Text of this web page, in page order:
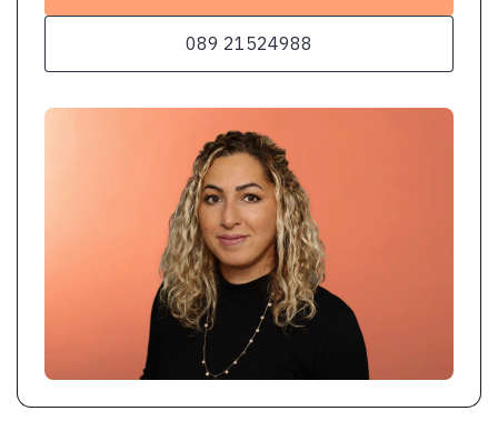
089 21524988